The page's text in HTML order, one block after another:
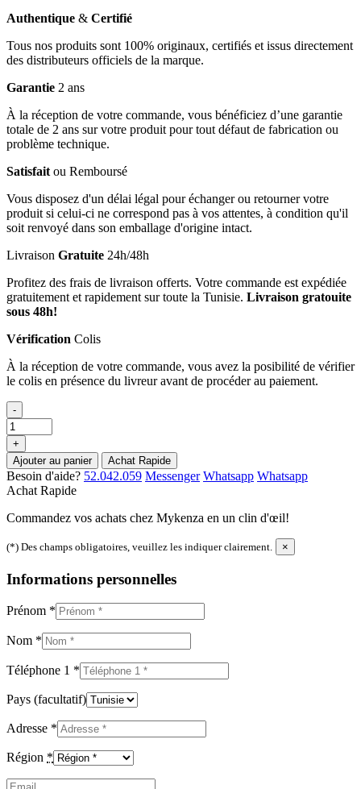
Authentique & Certifié
Tous nos produits sont 100% originaux, certifiés et issus directement
des distributeurs officiels de la marque.
Garantie 2 ans
À la réception de votre commande, vous bénéficiez d’une garantie
totale de 2 ans sur votre produit pour tout défaut de fabrication ou
problème technique.
Satisfait ou Remboursé
Vous disposez d'un délai légal pour échanger ou retourner votre
produit si celui-ci ne correspond pas à vos attentes, à condition qu'il
soit renvoyé dans son emballage d'origine intact.
Livraison Gratuite 24h/48h
Profitez des frais de livraison offerts. Votre commande est expédiée
gratuitement et rapidement sur toute la Tunisie. Livraison gratouite
sous 48h!
Vérification Colis
À la réception de votre commande, vous avez la posibilité de vérifier
le colis en présence du livreur avant de procéder au paiement.
-
+
Ajouter au panier
Achat Rapide
Besoin d'aide? 52.042.059 Messenger Whatsapp Whatsapp
Achat Rapide
Commandez vos achats chez Mykenza en un clin d'œil!
(*) Des champs obligatoires, veuillez les indiquer clairement. ×
Informations personnelles
Prénom *
Nom *
Téléphone 1 *
Pays (facultatif)
Adresse *
Région *
Email